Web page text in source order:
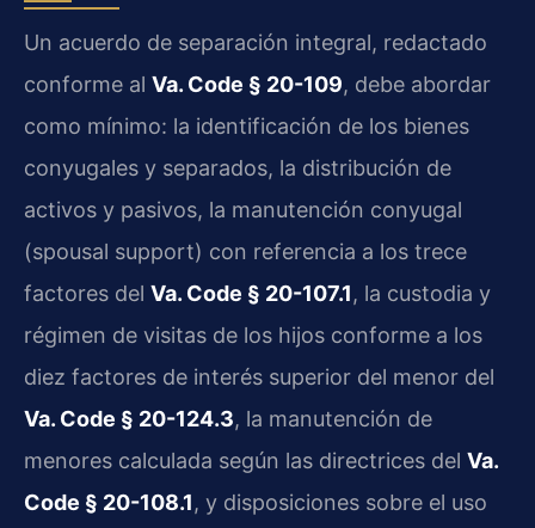
Un acuerdo de separación integral, redactado
conforme al Va. Code § 20-109, debe abordar
como mínimo: la identificación de los bienes
conyugales y separados, la distribución de
activos y pasivos, la manutención conyugal
(spousal support) con referencia a los trece
factores del Va. Code § 20-107.1, la custodia y
régimen de visitas de los hijos conforme a los
diez factores de interés superior del menor del
Va. Code § 20-124.3, la manutención de
menores calculada según las directrices del Va.
Code § 20-108.1, y disposiciones sobre el uso